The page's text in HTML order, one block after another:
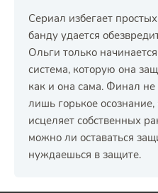
Сериал избегает
банду удается
Ольги только
система, которую она
как и она сама. Финал
лишь горькое
исцеляет собственных
можно ли оставаться
нуждаешься в защите.